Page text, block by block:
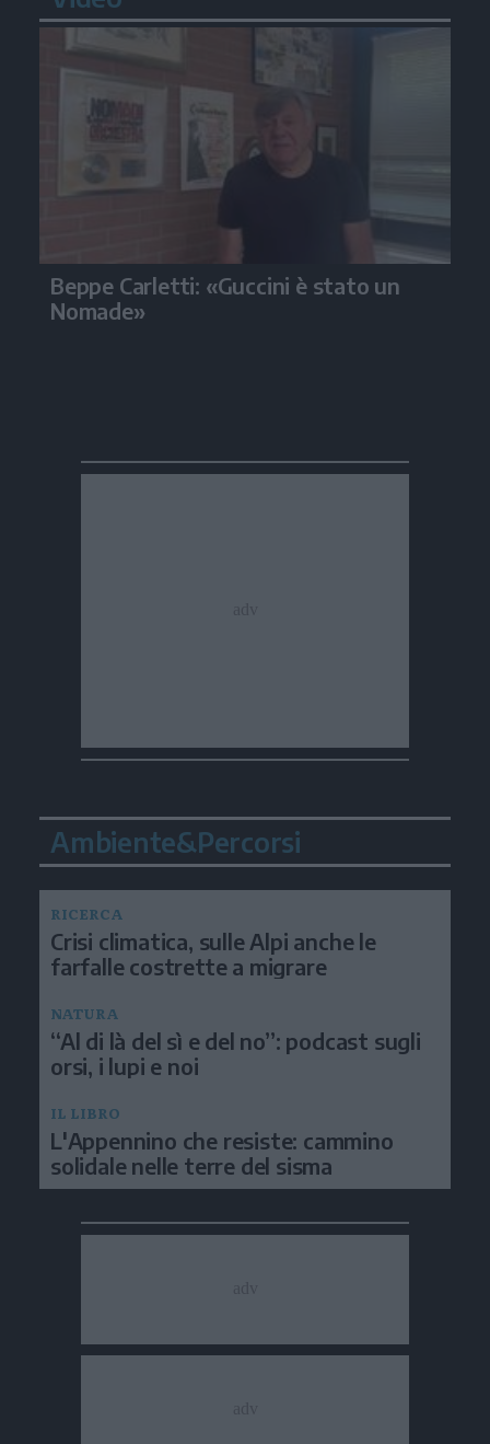
Beppe Carletti: «Guccini è stato un
Nomade»
Ambiente&Percorsi
RICERCA
Crisi climatica, sulle Alpi anche le
farfalle costrette a migrare
NATURA
“Al di là del sì e del no”: podcast sugli
orsi, i lupi e noi
IL LIBRO
L'Appennino che resiste: cammino
solidale nelle terre del sisma